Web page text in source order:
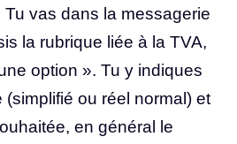
Tu vas dans la messagerie
la rubrique liée à la TVA,
option ». Tu y indiques
(simplifié ou réel normal) et
en général le